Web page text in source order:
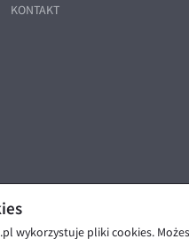
wykorzystuje pliki cookies.
KONTAKT